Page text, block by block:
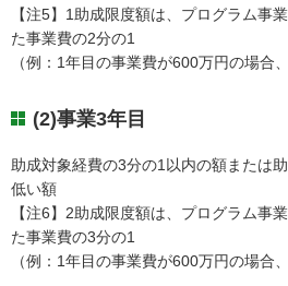
【注5】1助成限度額は、プログラム事
た事業費の2分の1
（例：1年目の事業費が600万円の場合
(2)事業3年目
助成対象経費の3分の1以内の額または
低い額
【注6】2助成限度額は、プログラム事
た事業費の3分の1
（例：1年目の事業費が600万円の場合